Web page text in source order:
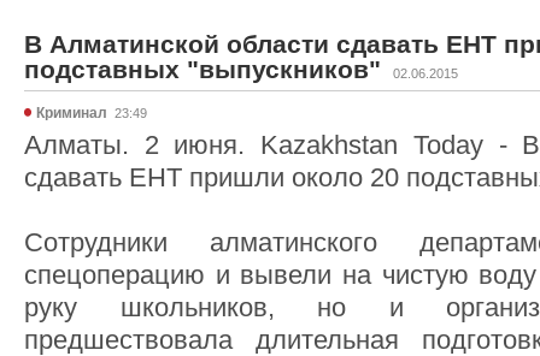
В Алматинской области сдавать ЕНТ
подставных "выпускников"
02.06.2015
Криминал 23:49
Алматы. 2 июня. Kazakhstan Today - В
сдавать ЕНТ пришли около 20
Сотрудники алматинского
спецоперацию и вывели на чистую
руку школьников, но и
предшествовала длительная